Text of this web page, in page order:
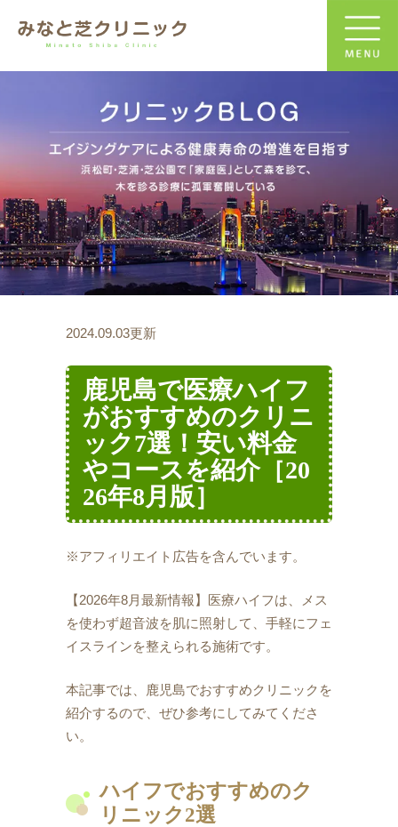
2024.09.03更新
鹿児島で医療ハイフ
がおすすめのクリニ
ック7選！安い料金
やコースを紹介［20
26年8月版］
※アフィリエイト広告を含んでいます。
【2026年8月最新情報】医療ハイフは、メス
を使わず超音波を肌に照射して、手軽にフェ
イスラインを整えられる施術です。
本記事では、鹿児島でおすすめクリニックを
紹介するので、ぜひ参考にしてみてくださ
い。
ハイフでおすすめのク
リニック2選